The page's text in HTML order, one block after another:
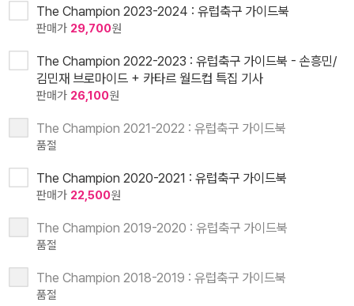
The Champion 2023-2024 : 유럽축구 가이드북
판매가 29,700원
The Champion 2022-2023 : 유럽축구 가이드북 - 손흥민/
김민재 브로마이드 + 카타르 월드컵 특집 기사
판매가 26,100원
The Champion 2021-2022 : 유럽축구 가이드북
품절
The Champion 2020-2021 : 유럽축구 가이드북
판매가 22,500원
The Champion 2019-2020 : 유럽축구 가이드북
품절
The Champion 2018-2019 : 유럽축구 가이드북
품절